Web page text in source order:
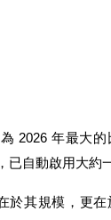
2026 年最大
已自動啟用大約
於其規模，更